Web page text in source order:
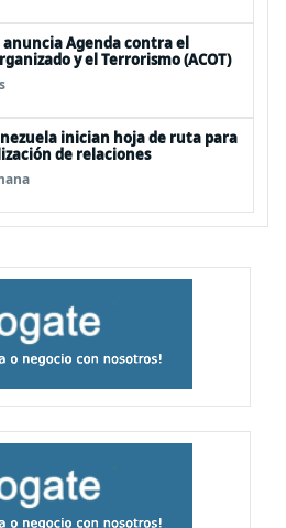
anuncia Agenda contra el
y el Terrorismo (ACOT)
inician hoja de ruta para
de relaciones